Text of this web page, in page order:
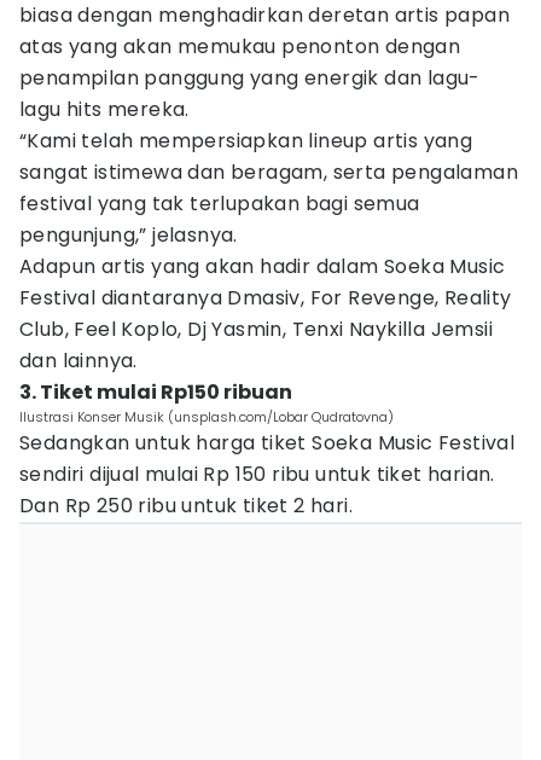
biasa dengan menghadirkan deretan artis papan
atas yang akan memukau penonton dengan
penampilan panggung yang energik dan lagu-
lagu hits mereka.
“Kami telah mempersiapkan lineup artis yang
sangat istimewa dan beragam, serta pengalaman
festival yang tak terlupakan bagi semua
pengunjung,” jelasnya.
Adapun artis yang akan hadir dalam Soeka Music
Festival diantaranya Dmasiv, For Revenge, Reality
Club, Feel Koplo, Dj Yasmin, Tenxi Naykilla Jemsii
dan lainnya.
3. Tiket mulai Rp150 ribuan
Ilustrasi Konser Musik (unsplash.com/Lobar Qudratovna)
Sedangkan untuk harga tiket Soeka Music Festival
sendiri dijual mulai Rp 150 ribu untuk tiket harian.
Dan Rp 250 ribu untuk tiket 2 hari.